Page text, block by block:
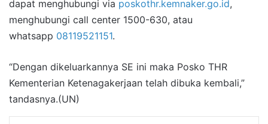
dapat menghubungi via poskothr.kemnaker.go.id,
menghubungi call center 1500-630, atau
whatsapp 08119521151.
“Dengan dikeluarkannya SE ini maka Posko THR
Kementerian Ketenagakerjaan telah dibuka kembali,”
tandasnya.(UN)